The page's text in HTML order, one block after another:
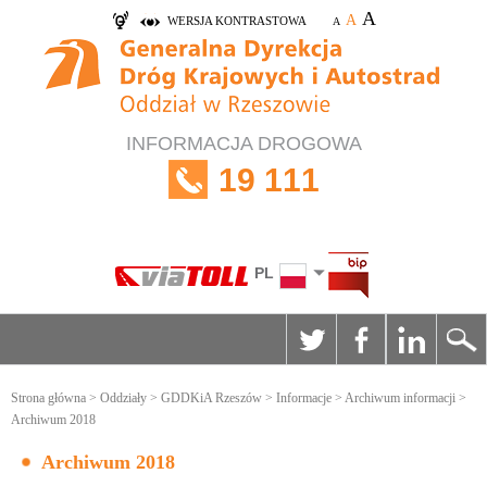
WERSJA KONTRASTOWA A A A
INFORMACJA DROGOWA
19 111
PL
Strona główna > Oddziały > GDDKiA Rzeszów > Informacje > Archiwum informacji >
Archiwum 2018
Archiwum 2018